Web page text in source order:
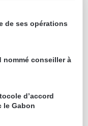
de ses opérations
nommé conseiller à
d’accord
le Gabon